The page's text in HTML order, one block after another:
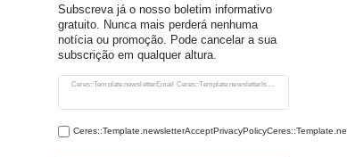
Subscreva já o nosso boletim informativo
gratuito. Nunca mais perderá nenhuma
notícia ou promoção. Pode cancelar a sua
subscrição em qualquer altura.
Ceres::Template.newsletterHoneypotLabel